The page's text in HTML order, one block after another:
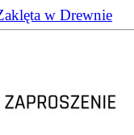
w Drewnie